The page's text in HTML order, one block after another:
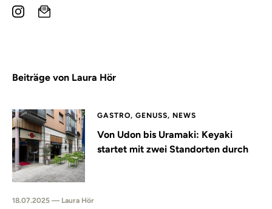
Beiträge von Laura Hör
GASTRO, GENUSS, NEWS
Von Udon bis Uramaki: Keyaki
startet mit zwei Standorten durch
18.07.2025 — Laura Hör